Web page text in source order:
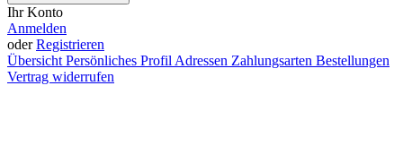
Ihr Konto
Anmelden
oderRegistrieren
Übersicht Persönliches Profil Adressen Zahlungsarten Bestellungen
Vertrag widerrufen